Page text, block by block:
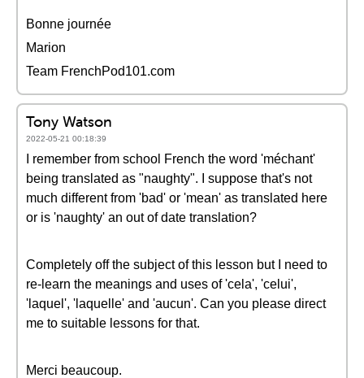
Bonne journée
Marion
Team FrenchPod101.com
Tony Watson
2022-05-21 00:18:39
I remember from school French the word 'méchant'
being translated as "naughty". I suppose that's not
much different from 'bad' or 'mean' as translated here
or is 'naughty' an out of date translation?
Completely off the subject of this lesson but I need to
re-learn the meanings and uses of 'cela', 'celui',
'laquel', 'laquelle' and 'aucun'. Can you please direct
me to suitable lessons for that.
Merci beaucoup.